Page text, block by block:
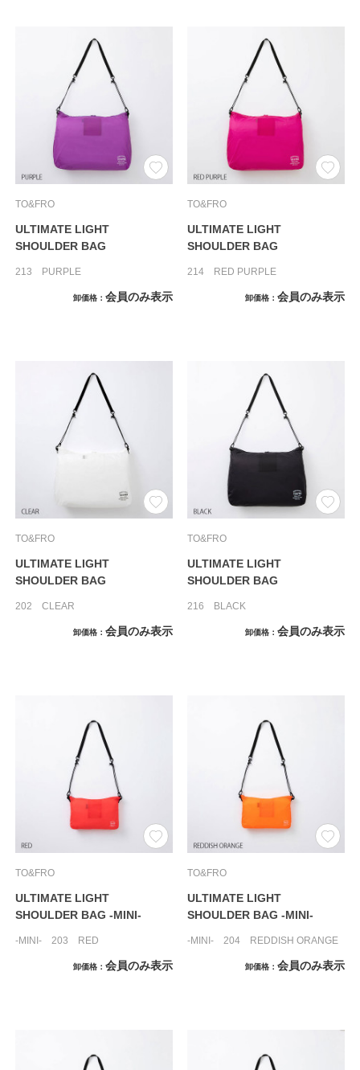
TO&FRO
ULTIMATE LIGHT
SHOULDER BAG
213 PURPLE
卸価格 会員のみ表示
TO&FRO
ULTIMATE LIGHT
SHOULDER BAG
214 RED PURPLE
卸価格 会員のみ表示
TO&FRO
ULTIMATE LIGHT
SHOULDER BAG
202 CLEAR
卸価格 会員のみ表示
TO&FRO
ULTIMATE LIGHT
SHOULDER BAG
216 BLACK
卸価格 会員のみ表示
TO&FRO
ULTIMATE LIGHT
SHOULDER BAG -MINI-
-MINI- 203 RED
卸価格 会員のみ表示
TO&FRO
ULTIMATE LIGHT
SHOULDER BAG -MINI-
-MINI- 204 REDDISH ORANGE
卸価格 会員のみ表示